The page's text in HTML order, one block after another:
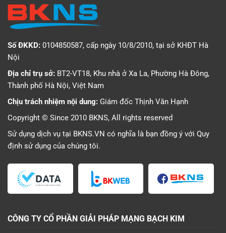
Số ĐKKD: 0104850587, cấp ngày 10/8/2010, tại sở KHĐT Hà
Nội
Địa chỉ trụ sở: BT2-VT18, Khu nhà ở Xa La, Phường Hà Đông,
Thành phố Hà Nội, Việt Nam
Chịu trách nhiệm nội dung: Giám đốc Thịnh Văn Hạnh
Copyright © Since 2010 BKNS, All rights reserved
Sử dụng dịch vụ tại BKNS.VN có nghĩa là bạn đồng ý với Quy
định sử dụng của chúng tôi.
CÔNG TY CỔ PHẦN GIẢI PHÁP MẠNG BẠCH KIM